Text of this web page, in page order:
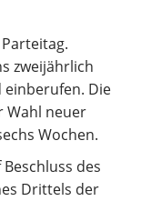
zweijährlich
Die
Wahl neuer
Wochen.
des
Drittels der